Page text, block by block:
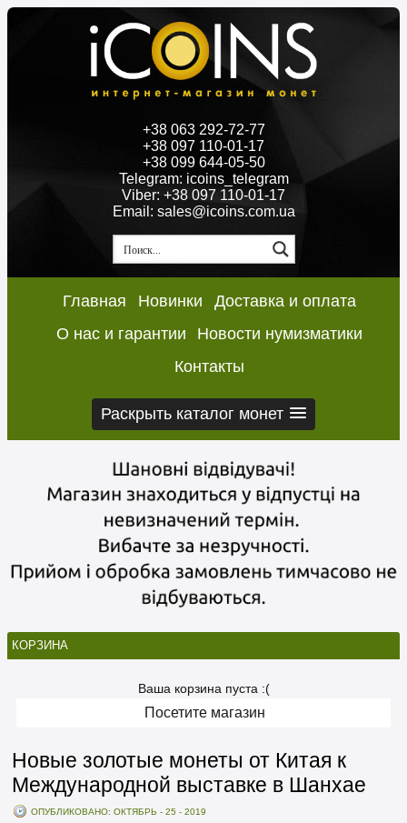
+38 063 292-72-77
+38 097 110-01-17
+38 099 644-05-50
Telegram: icoins_telegram
Viber: +38 097 110-01-17
Email: sales@icoins.com.ua
Главная Новинки
Доставка и оплата
О нас и гарантии
Новости нумизматики
Контакты
Раскрыть каталог монет
КОРЗИНА
Ваша корзина пуста :(
Посетите магазин
Новые золотые монеты от Китая к
Международной выставке в Шанхае
ОПУБЛИКОВАНО: ОКТЯБРЬ - 25 - 2019